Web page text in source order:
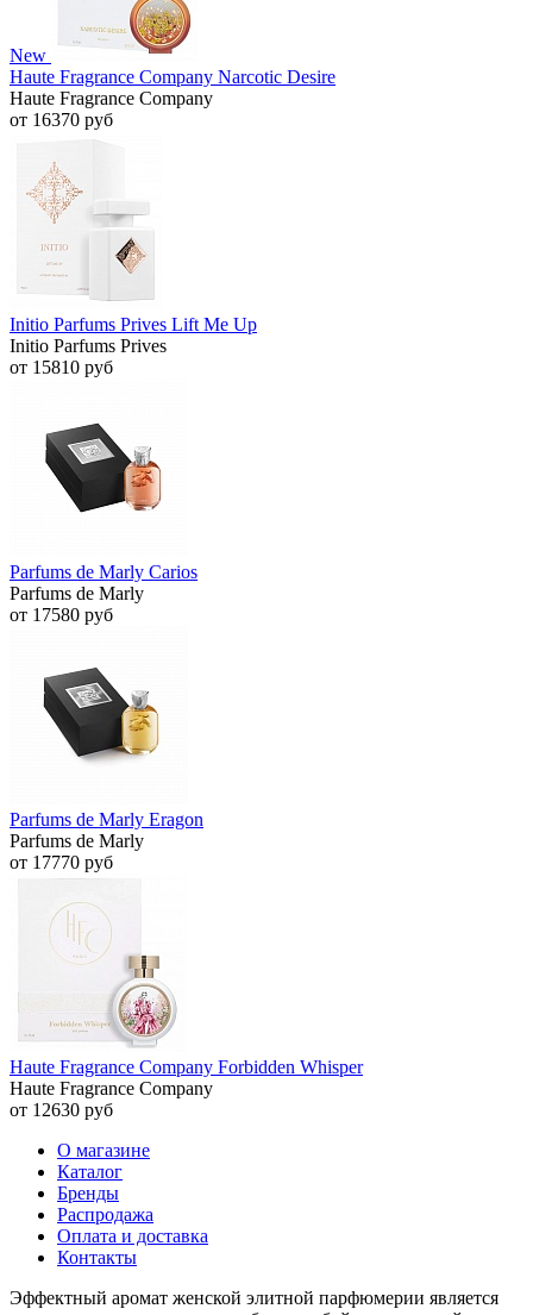
New
Haute Fragrance Company Narcotic Desire
Haute Fragrance Company
от 16370 руб
Initio Parfums Prives Lift Me Up
Initio Parfums Prives
от 15810 руб
Parfums de Marly Carios
Parfums de Marly
от 17580 руб
Parfums de Marly Eragon
Parfums de Marly
от 17770 руб
Haute Fragrance Company Forbidden Whisper
Haute Fragrance Company
от 12630 руб
О магазине
Каталог
Бренды
Распродажа
Оплата и доставка
Контакты
Эффектный аромат женской элитной парфюмерии является